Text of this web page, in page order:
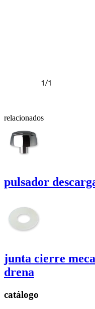
relacionados
pulsador
junta cierre
drena
catálogo